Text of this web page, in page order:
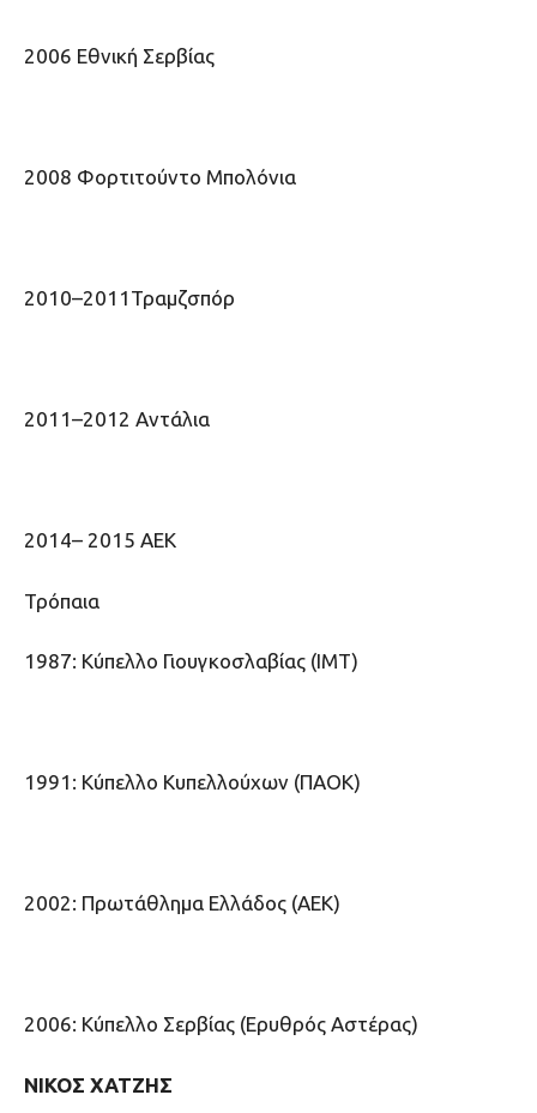
2006 Εθνική Σερβίας
2008 Φορτιτούντο Μπολόνια
2010–2011Τραμζσπόρ
2011–2012 Αντάλια
2014– 2015 ΑΕΚ
Τρόπαια
1987: Κύπελλο Γιουγκοσλαβίας (ΙΜΤ)
1991: Κύπελλο Κυπελλούχων (ΠΑΟΚ)
2002: Πρωτάθλημα Ελλάδος (ΑΕΚ)
2006: Κύπελλο Σερβίας (Ερυθρός Αστέρας)
ΝΙΚΟΣ ΧΑΤΖΗΣ